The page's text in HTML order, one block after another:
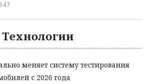
Технологии
меняет систему тестирования
с 2026 года